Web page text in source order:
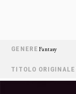
GENERE Fantasy
TITOLO ORIGINALE